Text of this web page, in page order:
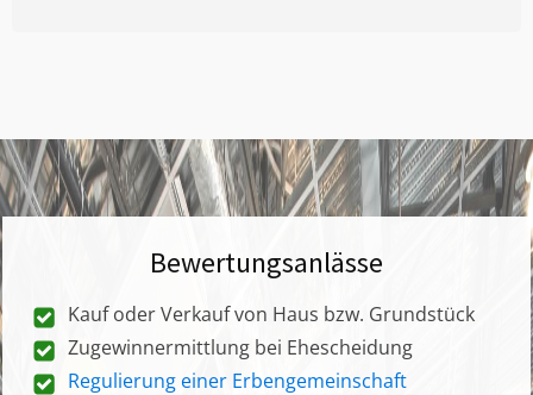
Bewertungsanlässe
Kauf oder Verkauf von Haus bzw. Grundstück
Zugewinnermittlung bei Ehescheidung
Regulierung einer Erbengemeinschaft